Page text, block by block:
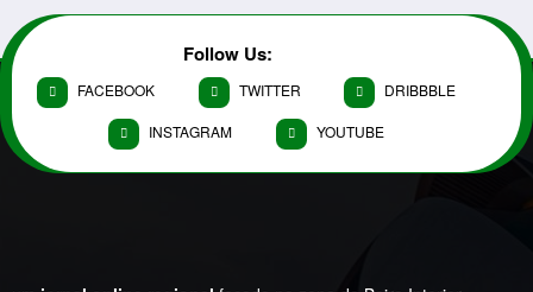
Follow Us:
FACEBOOK TWITTER DRIBBBLE
INSTAGRAM YOUTUBE